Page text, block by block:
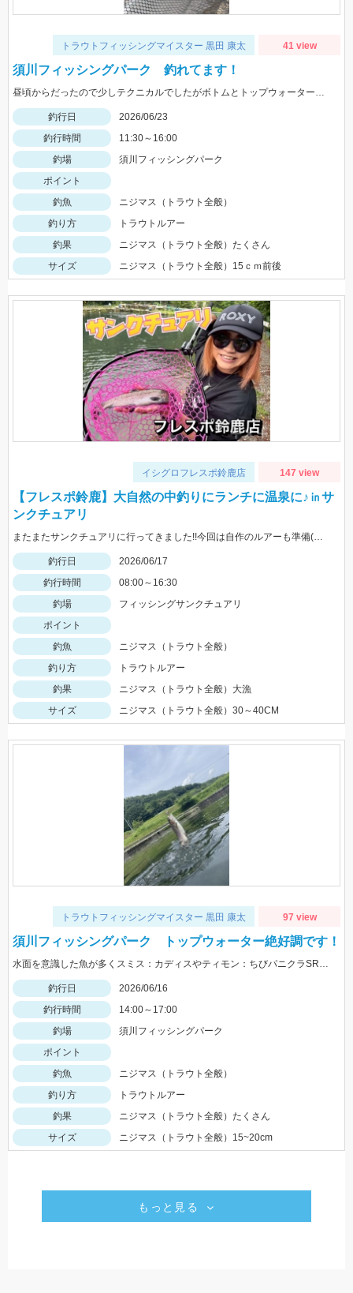
トラウトフィッシングマイスター 黒田 康太 41 view
須川フィッシングパーク 釣れてます！
昼頃からだったので少しテクニカルでしたがボトムとトップウォータールアーがよく釣れました！
釣行日
2026/06/23
釣行時間
11:30～16:00
釣場
須川フィッシングパーク
ポイント
釣魚
ニジマス（トラウト全般）
釣り方
トラウトルアー
釣果
ニジマス（トラウト全般）たくさん
サイズ
ニジマス（トラウト全般）15ｃｍ前後
イシグロフレスポ鈴鹿店 147 view
【フレスポ鈴鹿】大自然の中釣りにランチに温泉に♪㏌サ
ンクチュアリ
またまたサンクチュアリに行ってきました!!今回は自作のルアーも準備(笑)またまた大爆釣で一日楽しめました!!HITルアーはなんでも!!
釣行日
2026/06/17
釣行時間
08:00～16:30
釣場
フィッシングサンクチュアリ
ポイント
釣魚
ニジマス（トラウト全般）
釣り方
トラウトルアー
釣果
ニジマス（トラウト全般）大漁
サイズ
ニジマス（トラウト全般）30～40CM
トラウトフィッシングマイスター 黒田 康太 97 view
須川フィッシングパーク トップウォーター絶好調です！
水面を意識した魚が多くスミス：カディスやティモン：ちびパニクラSRが絶好調！フックは発売予定のSTｍ12号が相性抜群でした。
釣行日
2026/06/16
釣行時間
14:00～17:00
釣場
須川フィッシングパーク
ポイント
釣魚
ニジマス（トラウト全般）
釣り方
トラウトルアー
釣果
ニジマス（トラウト全般）たくさん
サイズ
ニジマス（トラウト全般）15~20cm
もっと見る